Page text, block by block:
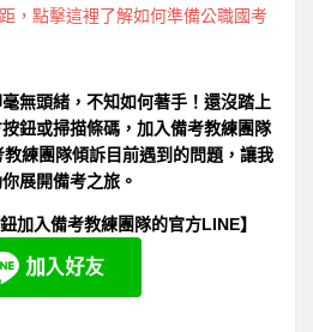
，點擊這裡了解如何準備公職國考
無頭緒，不知如何著手！還沒踏上
鈕或掃描條碼，加入備考教練團隊
練團隊傾訴目前遇到的問題，讓我
展開備考之旅。
加入備考教練團隊的官方LINE】